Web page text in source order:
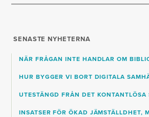
SENASTE NYHETERNA
NÄR FRÅGAN INTE HANDLAR OM
HUR BYGGER VI BORT DIGITALA
UTESTÄNGD FRÅN DET KONTANTLÖSA
INSATSER FÖR ÖKAD JÄMSTÄLLDHET,